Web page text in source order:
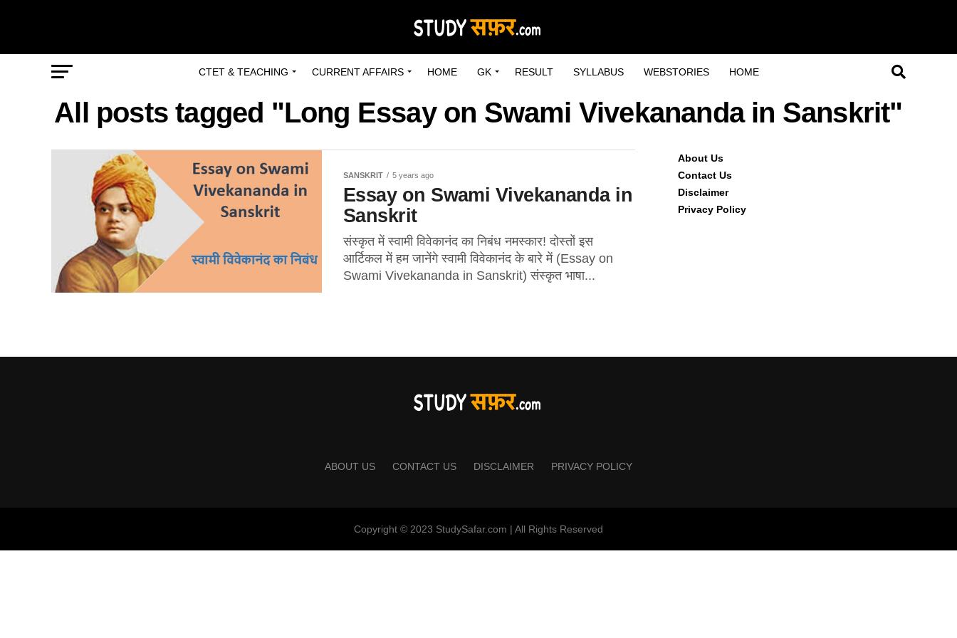
CTET & TEACHING CURRENT AFFAIRS HOME GK RESULT SYLLABUS WEBSTORIES HOME
All posts tagged "Long Essay on Swami Vivekananda in Sanskrit"
SANSKRIT 5 years ago
Essay on Swami Vivekananda in
Sanskrit
संस्कृत में स्वामी विवेकानंद का निबंध नमस्कार! दोस्तों इस
आर्टिकल में हम जानेंगे स्वामी विवेकानंद के बारे में (Essay on
Swami Vivekananda in Sanskrit) संस्कृत भाषा...
About Us
Contact Us
Disclaimer
Privacy Policy
ABOUT US CONTACT US DISCLAIMER PRIVACY POLICY
Copyright © 2023 StudySafar.com | All Rights Reserved